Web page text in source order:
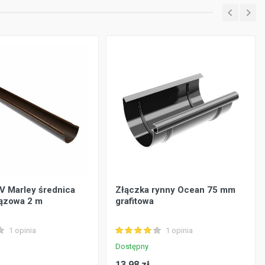
Marley średnica
2 m
1 opinia
Złączka rynny Ocean 75 mm
grafitowa
1 opinia
Dostępny